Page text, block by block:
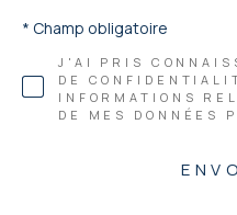
J'AI PRIS
DE
INFORMATIONS
DE MES DONNÉES
* Champ obligatoire